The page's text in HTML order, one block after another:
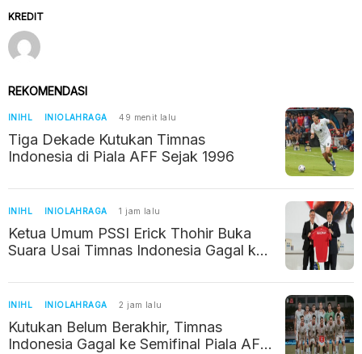
KREDIT
REKOMENDASI
INIHL INIOLAHRAGA 49 menit lalu
Tiga Dekade Kutukan Timnas
Indonesia di Piala AFF Sejak 1996
INIHL INIOLAHRAGA 1 jam lalu
Ketua Umum PSSI Erick Thohir Buka
Suara Usai Timnas Indonesia Gagal ke
INIHL INIOLAHRAGA 2 jam lalu
Kutukan Belum Berakhir, Timnas
Indonesia Gagal ke Semifinal Piala AFF